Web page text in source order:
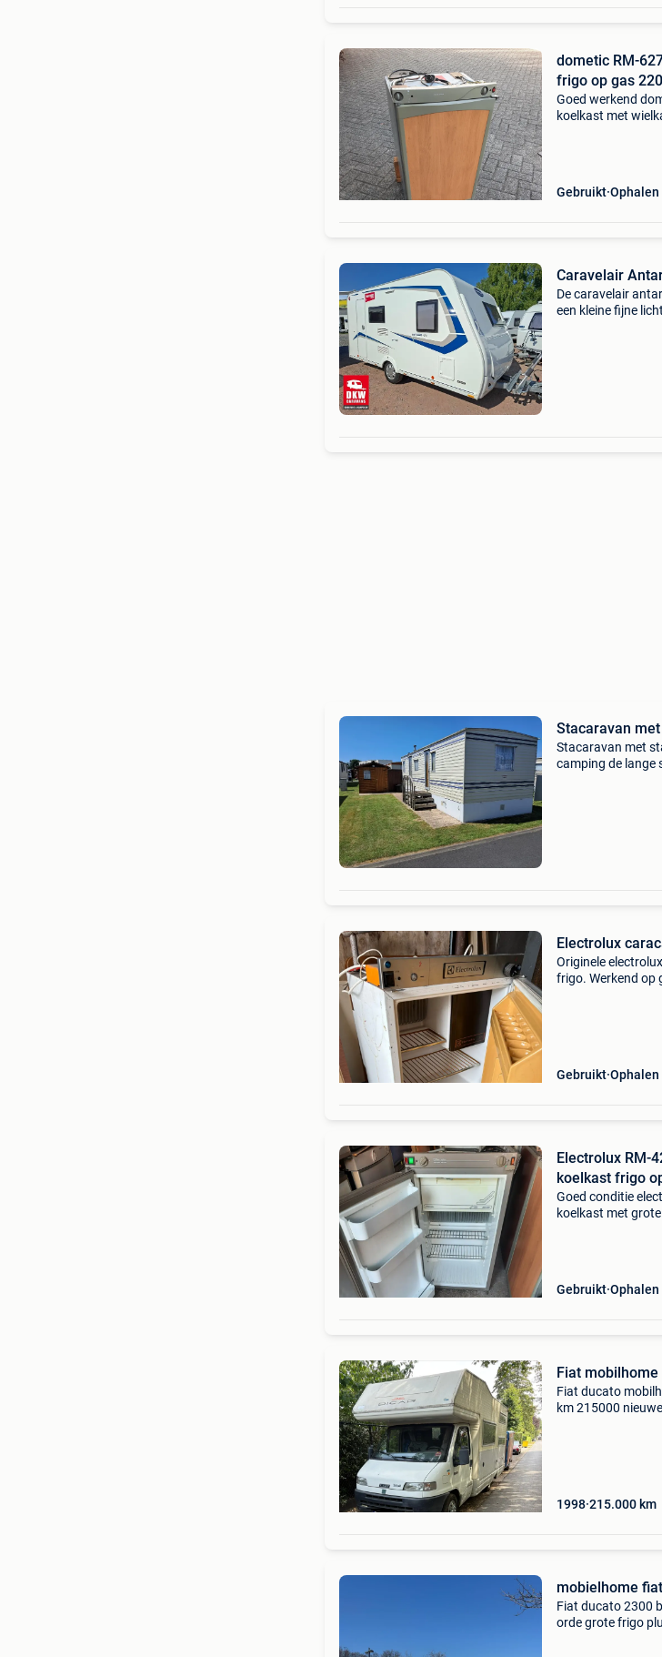
dometic RM-
frigo op gas
Goed werkend
koelkast met
Gebruikt Ophalen
Caravelair
De caravelair
een kleine fijne
Stacaravan
Stacaravan met
camping de lange
Electrolux
Originele
frigo. Werkend op
Gebruikt Ophalen
Electrolux RM-
koelkast frigo
Goed conditie
koelkast met
Gebruikt Ophalen
Fiat mobilhome
Fiat ducato
km 215000
1998 215.000 km
mobielhome
Fiat ducato 2300
orde grote frigo